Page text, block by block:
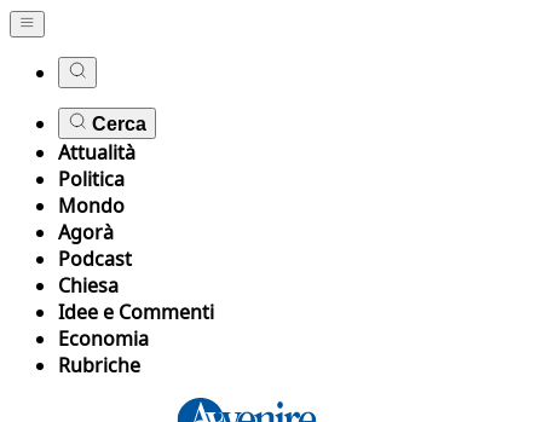
Cerca
Attualità
Politica
Mondo
Agorà
Podcast
Chiesa
Idee e Commenti
Economia
Rubriche